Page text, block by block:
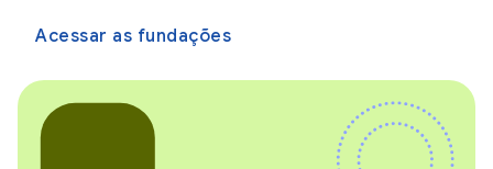
Acessar as fundações